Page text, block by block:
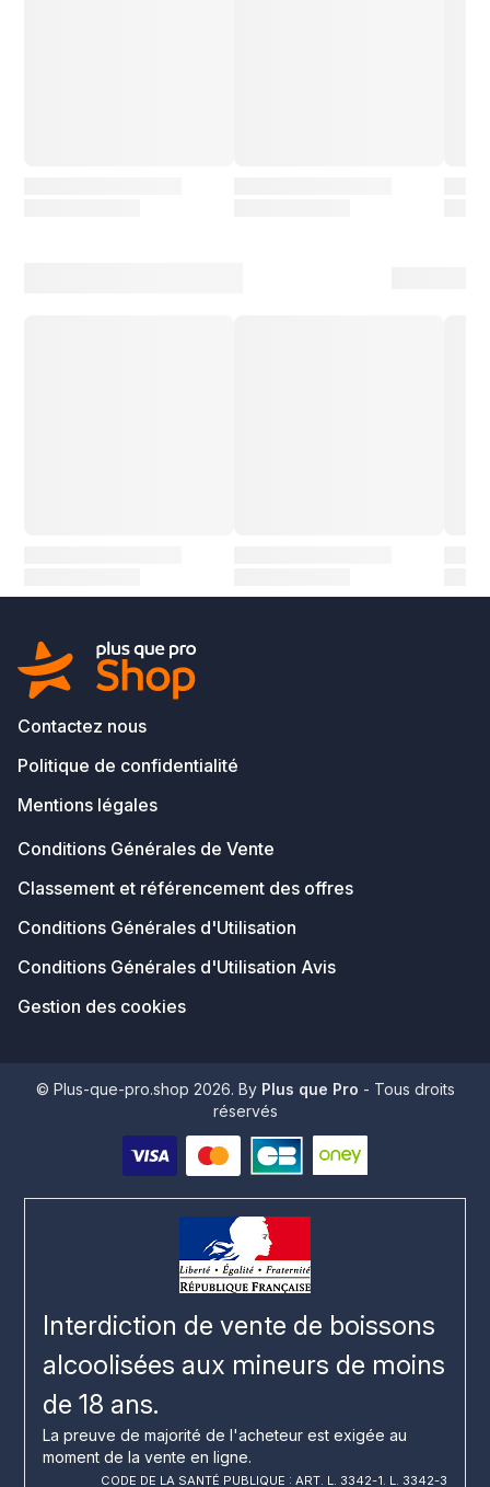
Contactez nous
Politique de confidentialité
Mentions légales
Conditions Générales de Vente
Classement et référencement des offres
Conditions Générales d'Utilisation
Conditions Générales d'Utilisation Avis
Gestion des cookies
© Plus-que-pro.shop 2026. By Plus que Pro - Tous droits
réservés
Interdiction de vente de boissons
alcoolisées aux mineurs de moins
de 18 ans.
La preuve de majorité de l'acheteur est exigée au
moment de la vente en ligne.
CODE DE LA SANTÉ PUBLIQUE : ART. L. 3342-1. L. 3342-3